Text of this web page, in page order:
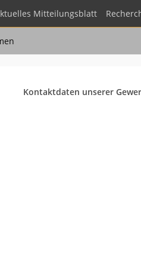
Mitteilungsblatt
Kontaktdaten unserer